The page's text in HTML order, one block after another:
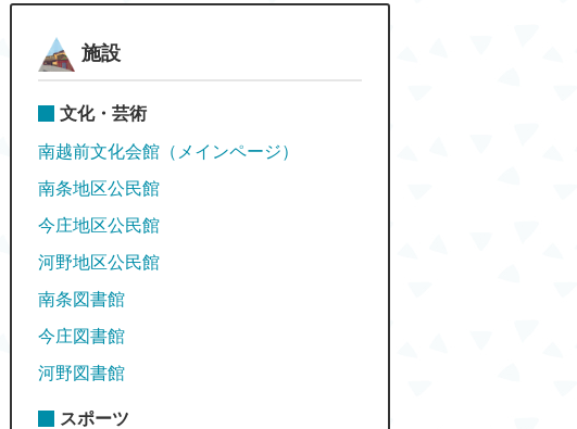
施設
文化・芸術
南越前文化会館（メインページ）
南条地区公民館
今庄地区公民館
河野地区公民館
南条図書館
今庄図書館
河野図書館
スポーツ